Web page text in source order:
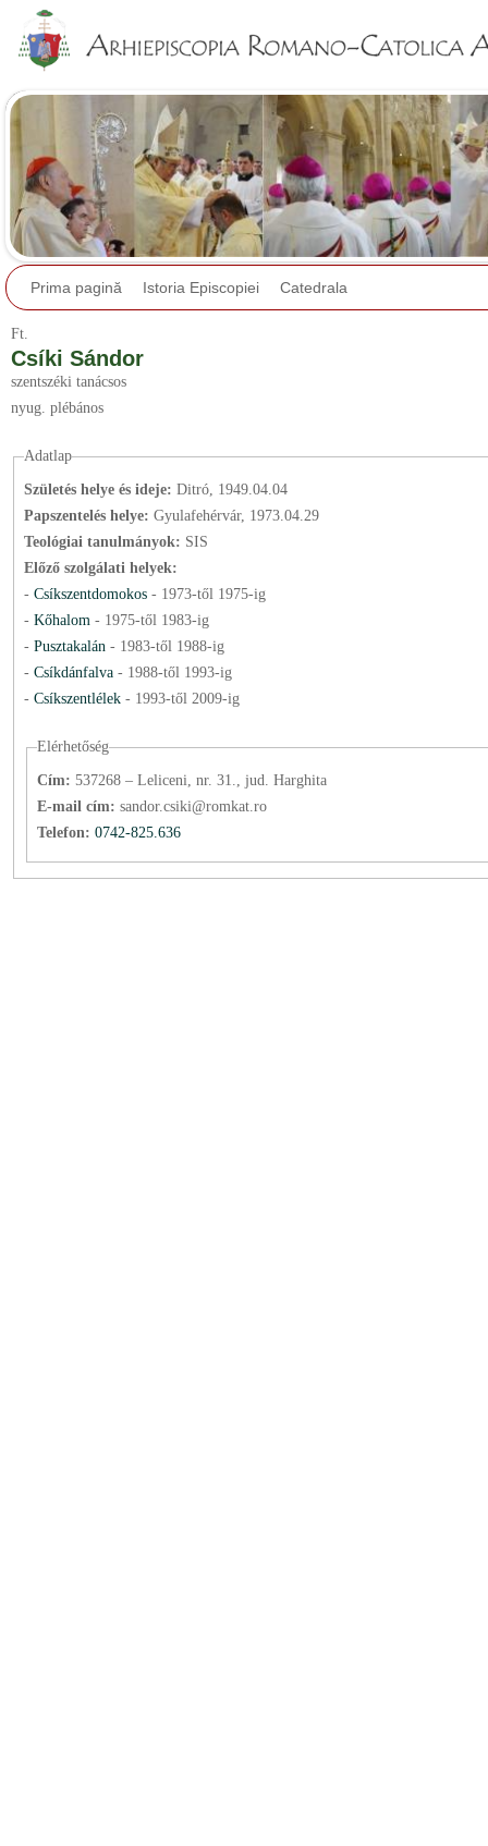
Prima pagină Istoria Episcopiei Catedrala
Ft.
Csíki Sándor
szentszéki tanácsos
nyug. plébános
Adatlap
Születés helye és ideje: Ditró, 1949.04.04
Papszentelés helye: Gyulafehérvár, 1973.04.29
Teológiai tanulmányok: SIS
Előző szolgálati helyek:
- Csíkszentdomokos - 1973-től 1975-ig
- Kőhalom - 1975-től 1983-ig
- Pusztakalán - 1983-től 1988-ig
- Csíkdánfalva - 1988-től 1993-ig
- Csíkszentlélek- 1993-től 2009-ig
Elérhetőség
Cím: 537268 – Leliceni, nr. 31., jud. Harghita
E-mail cím: sandor.csiki@romkat.ro
Telefon: 0742-825.636